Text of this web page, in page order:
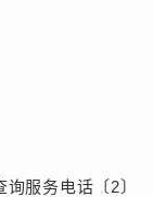
服务电话〔2〕